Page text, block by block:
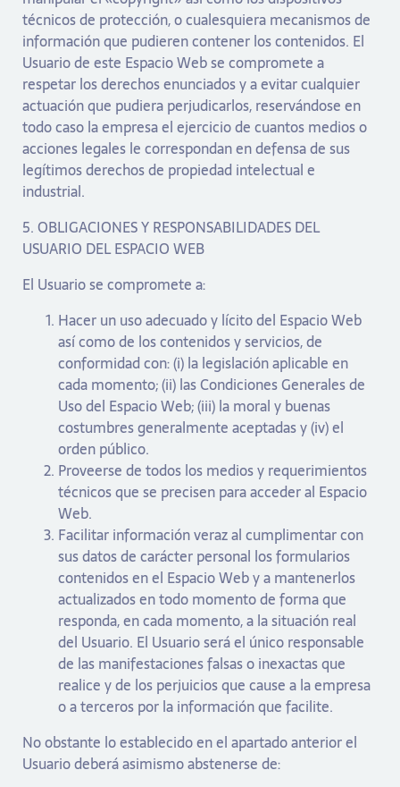
técnicos de protección, o cualesquiera mecanismos de
información que pudieren contener los contenidos. El
Usuario de este Espacio Web se compromete a
respetar los derechos enunciados y a evitar cualquier
actuación que pudiera perjudicarlos, reservándose en
todo caso la empresa el ejercicio de cuantos medios o
acciones legales le correspondan en defensa de sus
legítimos derechos de propiedad intelectual e
industrial.
5. OBLIGACIONES Y RESPONSABILIDADES DEL
USUARIO DEL ESPACIO WEB
El Usuario se compromete a:
Hacer un uso adecuado y lícito del Espacio Web
así como de los contenidos y servicios, de
conformidad con: (i) la legislación aplicable en
cada momento; (ii) las Condiciones Generales de
Uso del Espacio Web; (iii) la moral y buenas
costumbres generalmente aceptadas y (iv) el
orden público.
Proveerse de todos los medios y requerimientos
técnicos que se precisen para acceder al Espacio
Web.
Facilitar información veraz al cumplimentar con
sus datos de carácter personal los formularios
contenidos en el Espacio Web y a mantenerlos
actualizados en todo momento de forma que
responda, en cada momento, a la situación real
del Usuario. El Usuario será el único responsable
de las manifestaciones falsas o inexactas que
realice y de los perjuicios que cause a la empresa
o a terceros por la información que facilite.
No obstante lo establecido en el apartado anterior el
Usuario deberá asimismo abstenerse de: